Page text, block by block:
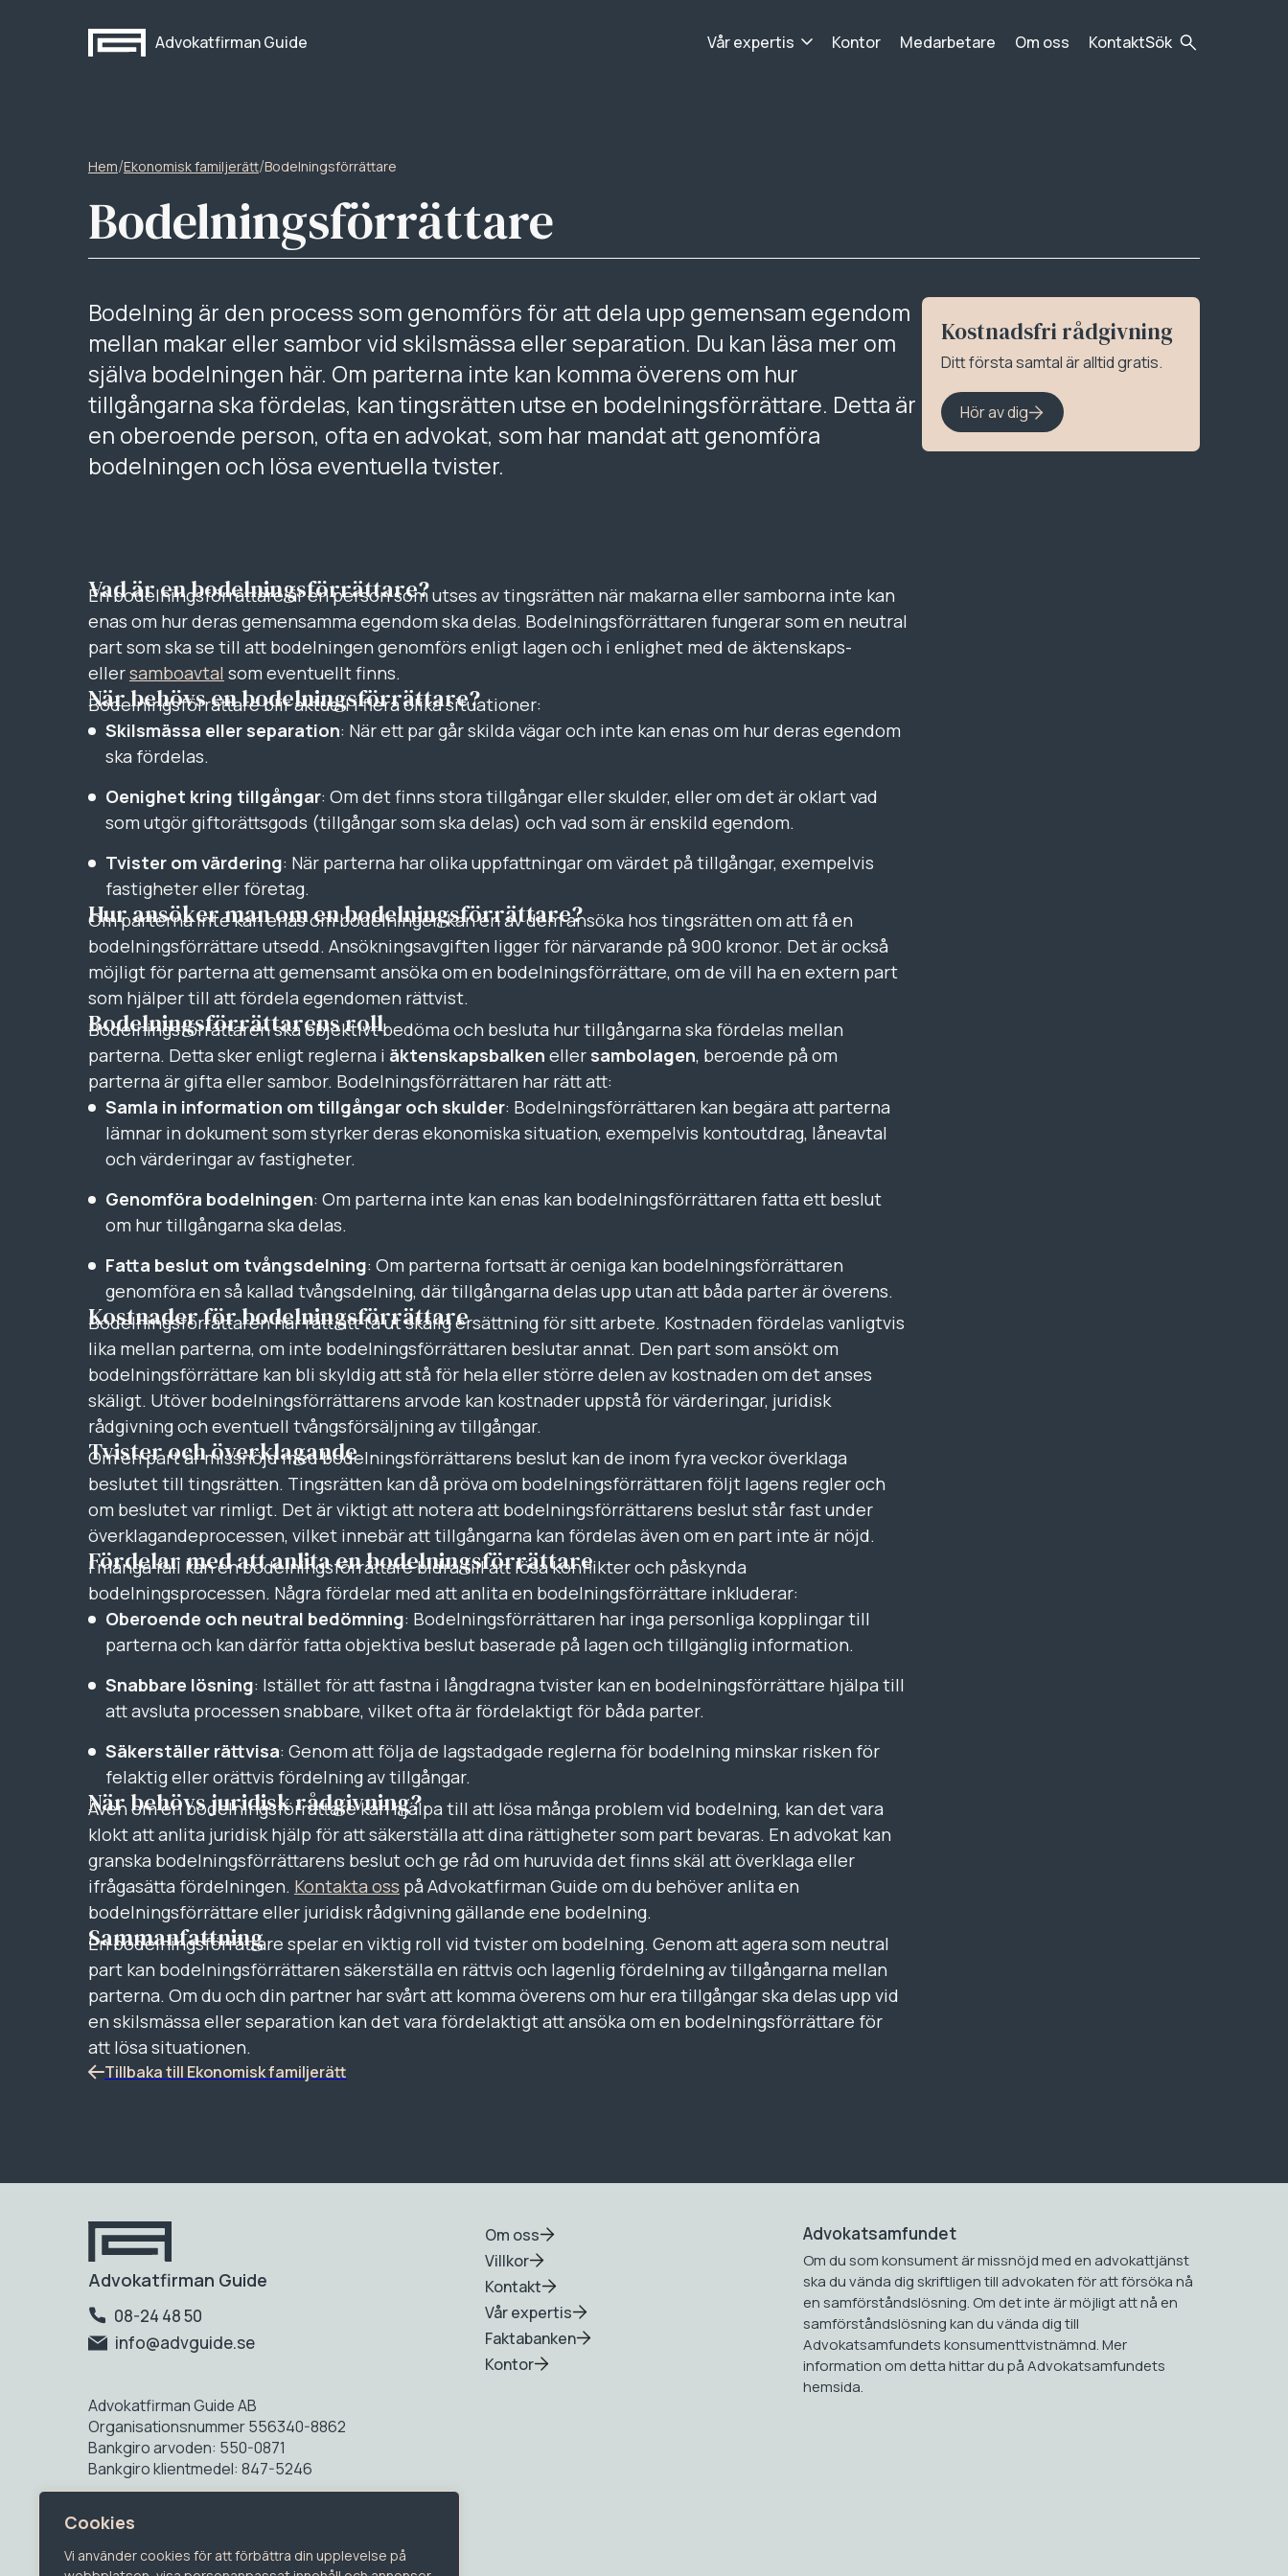
Cookies
Vi använder cookies för att förbättra din upplevelse på
Advokatfirman Guide Vår expertis Kontor Medarbetare Om oss KontaktSök
Hem/Ekonomisk familjerätt/Bodelningsförrättare
Bodelningsförrättare
Bodelning är den process som genomförs för att dela upp gemensam egendom
mellan makar eller sambor vid skilsmässa eller separation. Du kan läsa mer om
själva bodelningen här. Om parterna inte kan komma överens om hur
tillgångarna ska fördelas, kan tingsrätten utse en bodelningsförrättare. Detta är
en oberoende person, ofta en advokat, som har mandat att genomföra
bodelningen och lösa eventuella tvister.
Kostnadsfri rådgivning
Ditt första samtal är alltid gratis.
Hör av dig
Vad är en bodelningsförrättare?
En bodelningsförrättare är en person som utses av tingsrätten när makarna eller samborna inte kan
enas om hur deras gemensamma egendom ska delas. Bodelningsförrättaren fungerar som en neutral
part som ska se till att bodelningen genomförs enligt lagen och i enlighet med de äktenskaps-
ellersamboavtal som eventuellt finns.
När behövs en bodelningsförrättare?
Bodelningsförrättare blir aktuell i flera olika situationer:
Skilsmässa eller separation: När ett par går skilda vägar och inte kan enas om hur deras egendom
ska fördelas.
Oenighet kring tillgångar: Om det finns stora tillgångar eller skulder, eller om det är oklart vad
som utgör giftorättsgods (tillgångar som ska delas) och vad som är enskild egendom.
Tvister om värdering: När parterna har olika uppfattningar om värdet på tillgångar, exempelvis
fastigheter eller företag.
Hur ansöker man om en bodelningsförrättare?
Om parterna inte kan enas om bodelningen kan en av dem ansöka hos tingsrätten om att få en
bodelningsförrättare utsedd. Ansökningsavgiften ligger för närvarande på 900 kronor. Det är också
möjligt för parterna att gemensamt ansöka om en bodelningsförrättare, om de vill ha en extern part
som hjälper till att fördela egendomen rättvist.
Bodelningsförrättarens roll
Bodelningsförrättaren ska objektivt bedöma och besluta hur tillgångarna ska fördelas mellan
parterna. Detta sker enligt reglerna i äktenskapsbalken eller sambolagen, beroende på om
parterna är gifta eller sambor. Bodelningsförrättaren har rätt att:
Samla in information om tillgångar och skulder: Bodelningsförrättaren kan begära att parterna
lämnar in dokument som styrker deras ekonomiska situation, exempelvis kontoutdrag, låneavtal
och värderingar av fastigheter.
Genomföra bodelningen: Om parterna inte kan enas kan bodelningsförrättaren fatta ett beslut
om hur tillgångarna ska delas.
Fatta beslut om tvångsdelning: Om parterna fortsatt är oeniga kan bodelningsförrättaren
genomföra en så kallad tvångsdelning, där tillgångarna delas upp utan att båda parter är överens.
Kostnader för bodelningsförrättare
Bodelningsförrättaren har rätt att ta ut skälig ersättning för sitt arbete. Kostnaden fördelas vanligtvis
lika mellan parterna, om inte bodelningsförrättaren beslutar annat. Den part som ansökt om
bodelningsförrättare kan bli skyldig att stå för hela eller större delen av kostnaden om det anses
skäligt. Utöver bodelningsförrättarens arvode kan kostnader uppstå för värderingar, juridisk
rådgivning och eventuell tvångsförsäljning av tillgångar.
Tvister och överklagande
Om en part är missnöjd med bodelningsförrättarens beslut kan de inom fyra veckor överklaga
beslutet till tingsrätten. Tingsrätten kan då pröva om bodelningsförrättaren följt lagens regler och
om beslutet var rimligt. Det är viktigt att notera att bodelningsförrättarens beslut står fast under
överklagandeprocessen, vilket innebär att tillgångarna kan fördelas även om en part inte är nöjd.
Fördelar med att anlita en bodelningsförrättare
I många fall kan en bodelningsförrättare bidra till att lösa konflikter och påskynda
bodelningsprocessen. Några fördelar med att anlita en bodelningsförrättare inkluderar:
Oberoende och neutral bedömning: Bodelningsförrättaren har inga personliga kopplingar till
parterna och kan därför fatta objektiva beslut baserade på lagen och tillgänglig information.
Snabbare lösning: Istället för att fastna i långdragna tvister kan en bodelningsförrättare hjälpa till
att avsluta processen snabbare, vilket ofta är fördelaktigt för båda parter.
Säkerställer rättvisa: Genom att följa de lagstadgade reglerna för bodelning minskar risken för
felaktig eller orättvis fördelning av tillgångar.
När behövs juridisk rådgivning?
Även om en bodelningsförrättare kan hjälpa till att lösa många problem vid bodelning, kan det vara
klokt att anlita juridisk hjälp för att säkerställa att dina rättigheter som part bevaras. En advokat kan
granska bodelningsförrättarens beslut och ge råd om huruvida det finns skäl att överklaga eller
ifrågasätta fördelningen. Kontakta oss på Advokatfirman Guide om du behöver anlita en
bodelningsförrättare eller juridisk rådgivning gällande ene bodelning.
Sammanfattning
En bodelningsförrättare spelar en viktig roll vid tvister om bodelning. Genom att agera som neutral
part kan bodelningsförrättaren säkerställa en rättvis och lagenlig fördelning av tillgångarna mellan
parterna. Om du och din partner har svårt att komma överens om hur era tillgångar ska delas upp vid
en skilsmässa eller separation kan det vara fördelaktigt att ansöka om en bodelningsförrättare för
att lösa situationen.
Tillbaka till Ekonomisk familjerätt
Advokatfirman Guide
08-24 48 50
info@advguide.se
Advokatfirman Guide AB
Organisationsnummer 556340-8862
Bankgiro arvoden: 550-0871
Bankgiro klientmedel: 847-5246
Organisationsnummer 559225-5854
Bankgiro arvoden: 5435-2067
Om oss
Villkor
Kontakt
Vår expertis
Faktabanken
Kontor
Advokatsamfundet
Om du som konsument är missnöjd med en advokattjänst
ska du vända dig skriftligen till advokaten för att försöka nå
en samförståndslösning. Om det inte är möjligt att nå en
samförståndslösning kan du vända dig till
Advokatsamfundets konsumenttvistnämnd. Mer
information om detta hittar du på Advokatsamfundets
hemsida.